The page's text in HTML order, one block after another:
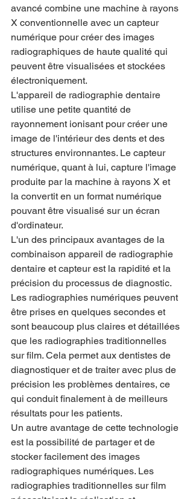
avancé combine une machine à rayons
X conventionnelle avec un capteur
numérique pour créer des images
radiographiques de haute qualité qui
peuvent être visualisées et stockées
électroniquement.
L'appareil de radiographie dentaire
utilise une petite quantité de
rayonnement ionisant pour créer une
image de l'intérieur des dents et des
structures environnantes. Le capteur
numérique, quant à lui, capture l'image
produite par la machine à rayons X et
la convertit en un format numérique
pouvant être visualisé sur un écran
d'ordinateur.
L'un des principaux avantages de la
combinaison appareil de radiographie
dentaire et capteur est la rapidité et la
précision du processus de diagnostic.
Les radiographies numériques peuvent
être prises en quelques secondes et
sont beaucoup plus claires et détaillées
que les radiographies traditionnelles
sur film. Cela permet aux dentistes de
diagnostiquer et de traiter avec plus de
précision les problèmes dentaires, ce
qui conduit finalement à de meilleurs
résultats pour les patients.
Un autre avantage de cette technologie
est la possibilité de partager et de
stocker facilement des images
radiographiques numériques. Les
radiographies traditionnelles sur film